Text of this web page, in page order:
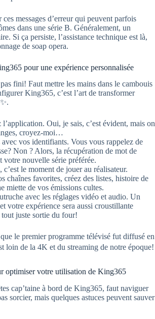
messages d’erreur qui peuvent parfois
dans une série B. Généralement, un
Si ça persiste, l’assistance technique est là,
de soap opera.
pour une expérience personnalisée
fini! Faut mettre les mains dans le cambouis
King365, c’est l’art de transformer
Oui, je sais, c’est évident, mais on
croyez-moi…
vos identifiants. Vous vous rappelez de
Non ? Alors, la récupération de mot de
votre nouvelle série préférée.
c’est le moment de jouer au réalisateur.
chaînes favorites, créez des listes, histoire de
miette de vos émissions cultes.
avec les réglages vidéo et audio. Un
votre expérience sera aussi croustillante
tout juste sortie du four!
le premier programme télévisé fut diffusé en
loin de la 4K et du streaming de notre époque!
optimiser votre utilisation de King365
cap’taine à bord de King365, faut naviguer
sorcier, mais quelques astuces peuvent sauver